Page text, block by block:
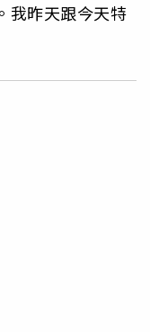
我昨天跟今天特